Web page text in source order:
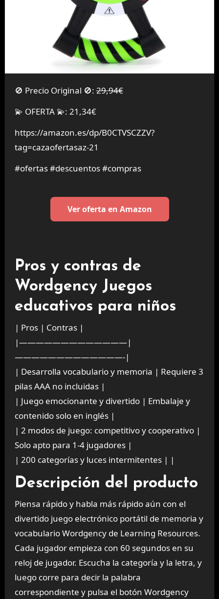
🚫 Precio Original 🚫:29,94€
💫 OFERTA 💫: 21,34€
https://amazon.es/dp/B0CTVSCZZV?
tag=cazaofertasaz-21
#ofertas #descuentos #compras
Ver oferta en Amazon
Pros y contras de
Wordgency Juegos
educativos para niños
| Pros | Contras |
|—————————————|
—————————————-|
| Desarrolla vocabulario y memoria | Requiere 3
pilas AAA no incluidas |
| Juego emocionante y divertido | Embalaje y
contenido solo en inglés |
| 2 modos de juego: competitivo y cooperativo |
Solo apto para 1-4 jugadores |
| 200 categorías y luces intermitentes | |
Descripción del producto
Piensa rápido y habla más rápido aún con el
divertido juego electrónico portátil de memoria y
vocabulario Wordgency de Learning Resources.
Cada jugador empieza con 60 segundos en su
reloj de jugador. Escucha la categoría y la letra, y
luego corre para decir la palabra
correspondiente y pulsa el botón Wordgency